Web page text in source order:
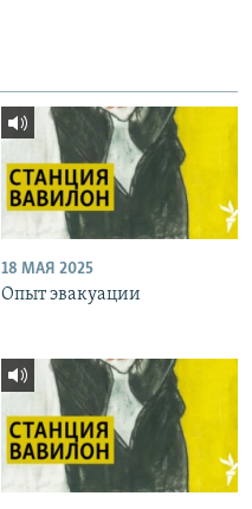
18 МАЯ 2025
Опыт эвакуации